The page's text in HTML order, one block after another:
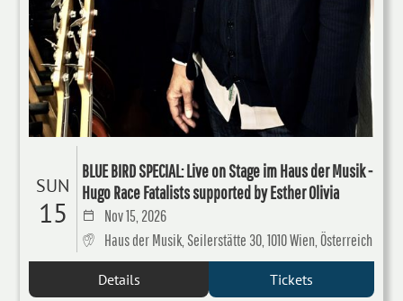
SUN
15
BLUE BIRD SPECIAL: Live on Stage im Haus der Musik -
Hugo Race Fatalists supported by Esther Olivia
Nov 15, 2026
Haus der Musik, Seilerstätte 30, 1010 Wien, Österreich
Details Tickets